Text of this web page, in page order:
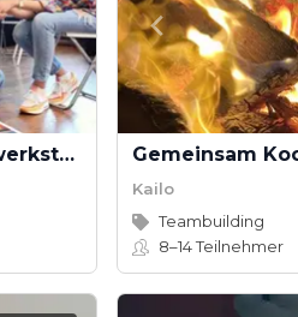
Teambuilding Führungswerkstatt/Teamwerkstatt
Kailo
Teambuilding
8–14Teilnehmer